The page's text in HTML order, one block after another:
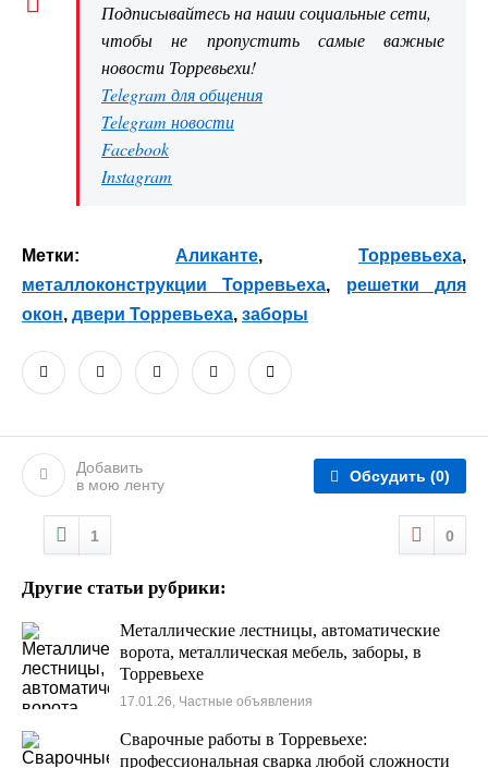
Подписывайтесь на наши социальные сети,
чтобы не пропустить самые важные
новости Торревьехи!
Telegram для общения
Telegram новости
Facebook
Instagram
Метки: Аликанте, Торревьеха,
металлоконструкции Торревьеха, решетки для
окон, двери Торревьеха, заборы
Добавить
в мою ленту
Обсудить (0)
1 0
Другие статьи рубрики:
Металлические лестницы, автоматические
ворота, металлическая мебель, заборы, в
Торревьехе
17.01.26, Частные объявления
Сварочные работы в Торревьехе:
профессиональная сварка любой сложности